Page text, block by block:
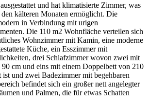
und hat klimatisierte Zimmer, was
kälteren Monaten ermöglicht. Die
in Verbindung mit urigen
Die 110 m2 Wohnfläche verteilen sich
Wohnzimmer mit Kamin, eine moderne
Küche, ein Esszimmer mit
drei Schlafzimmer wovon zwei mit
cm und eins mit einem Doppelbett von 210
ist und zwei Badezimmer mit begehbaren
befindet sich ein großer nett angelegter
und Palmen, die für etwas Schatten